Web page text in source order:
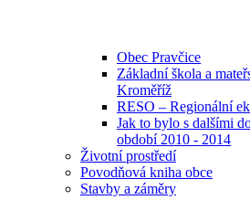
Obec Pravčice
Základní škola a
Kroměříž
RESO – Regionální
Jak to bylo s dalšími
období 2010 - 2014
Životní prostředí
Povodňová kniha obce
Stavby a záměry